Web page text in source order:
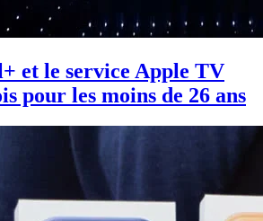
et le service Apple TV
pour les moins de 26 ans